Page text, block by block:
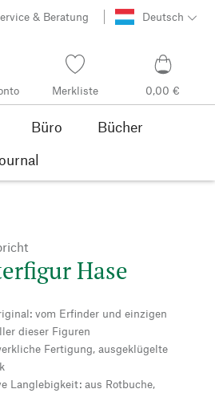
& Beratung Deutsch
Merkliste 0,00 €
Büro
Bücher
Hase
vom Erfinder und einzigen
dieser Figuren
Fertigung, ausgeklügelte
Langlebigkeit: aus Rotbuche,